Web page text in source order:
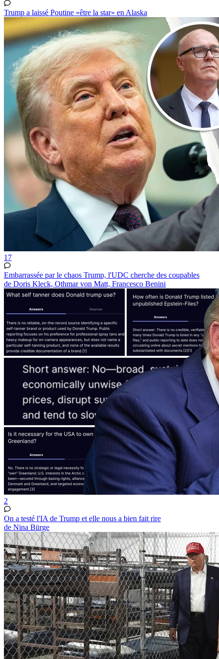
Trump a laissé Poutine «être la star» en Alaska
17
Embarrassée par le chaos Trump, l'UDC cherche des coupables
de Doris Kleck, Othmar von Matt, Francesco Benini
2
On a testé l'IA de Trump et elle nous a bien fait rire
de Nina Bürge